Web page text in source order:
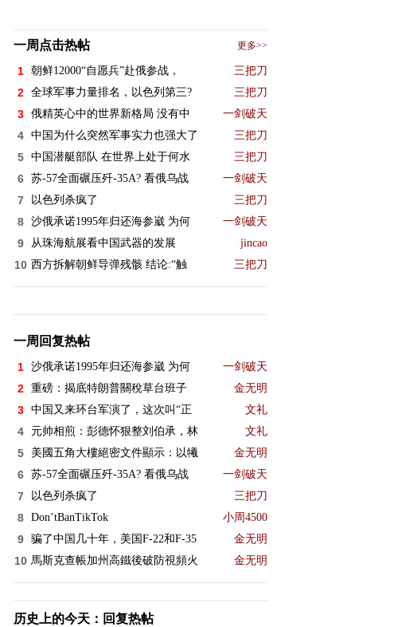
一周点击热帖 更多>>
1 朝鲜12000“自愿兵”赴俄参战， 三把刀
2 全球军事力量排名，以色列第三? 三把刀
3 俄精英心中的世界新格局 没有中 一剑破天
4 中国为什么突然军事实力也强大了 三把刀
5 中国潜艇部队 在世界上处于何水 三把刀
6 苏-57全面碾压歼-35A? 看俄乌战 一剑破天
7 以色列杀疯了 三把刀
8 沙俄承诺1995年归还海参崴 为何 一剑破天
9 从珠海航展看中国武器的发展 jincao
10 西方拆解朝鲜导弹残骸 结论:“触 三把刀
一周回复热帖
1 沙俄承诺1995年归还海参崴 为何 一剑破天
2 重磅：揭底特朗普關稅草台班子 金无明
3 中国又来环台军演了，这次叫“正 文礼
4 元帅相煎：彭德怀狠整刘伯承，林 文礼
5 美國五角大樓絕密文件顯示：以犧 金无明
6 苏-57全面碾压歼-35A? 看俄乌战 一剑破天
7 以色列杀疯了 三把刀
8 Don’tBanTikTok 小周4500
9 骗了中国几十年，美国F-22和F-35 金无明
10 馬斯克查帳加州高鐵後破防視頻火 金无明
历史上的今天：回复热帖